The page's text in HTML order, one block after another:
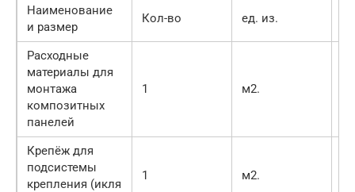
Наименование
и размер
Кол-во ед. из.
Расходные
материалы для
монтажа
композитных
панелей
1 м2.
Крепёж для
подсистемы
крепления (икля
1 м2.